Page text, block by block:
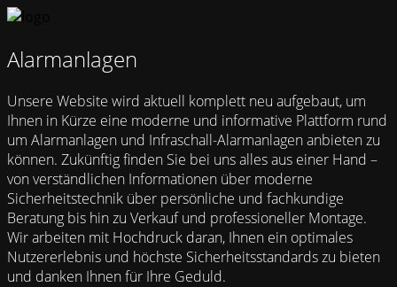
Alarmanlagen
Unsere Website wird aktuell komplett neu aufgebaut, um
Ihnen in Kürze eine moderne und informative Plattform rund
um Alarmanlagen und Infraschall-Alarmanlagen anbieten zu
können. Zukünftig finden Sie bei uns alles aus einer Hand –
von verständlichen Informationen über moderne
Sicherheitstechnik über persönliche und fachkundige
Beratung bis hin zu Verkauf und professioneller Montage.
Wir arbeiten mit Hochdruck daran, Ihnen ein optimales
Nutzererlebnis und höchste Sicherheitsstandards zu bieten
und danken Ihnen für Ihre Geduld.